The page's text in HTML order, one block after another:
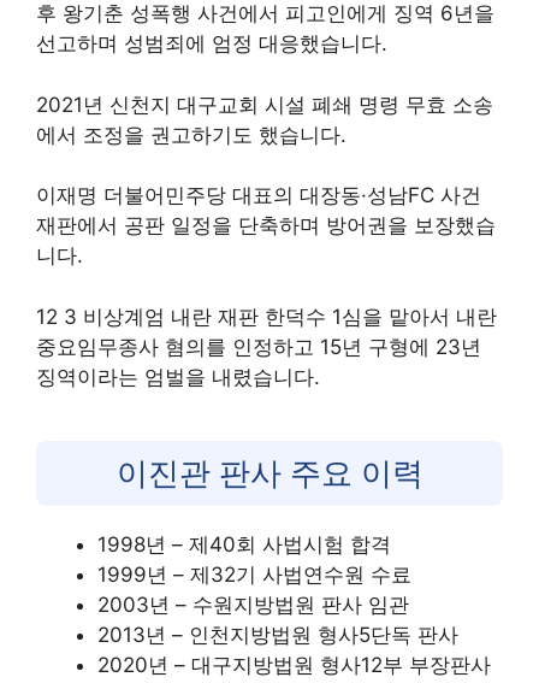
후 왕기춘 성폭행 사건에서 피고인에게 징역 6년을
선고하며 성범죄에 엄정 대응했습니다.
2021년 신천지 대구교회 시설 폐쇄 명령 무효 소송
에서 조정을 권고하기도 했습니다.
이재명 더불어민주당 대표의 대장동·성남FC 사건
재판에서 공판 일정을 단축하며 방어권을 보장했습
니다.
12 3 비상계엄 내란 재판 한덕수 1심을 맡아서 내란
중요임무종사 혐의를 인정하고 15년 구형에 23년
징역이라는 엄벌을 내렸습니다.
이진관 판사 주요 이력
1998년 – 제40회 사법시험 합격
1999년 – 제32기 사법연수원 수료
2003년 – 수원지방법원 판사 임관
2013년 – 인천지방법원 형사5단독 판사
2020년 – 대구지방법원 형사12부 부장판사